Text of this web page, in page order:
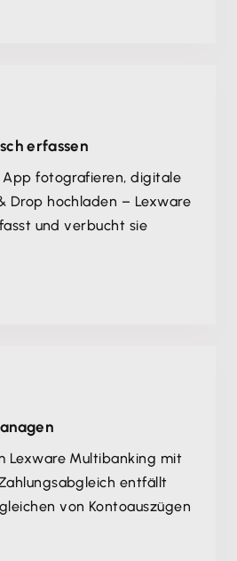
erfassen
fotografieren, digitale
Drop hochladen – Lexware
und verbucht sie
Lexware Multibanking mit
entfällt
von Kontoauszügen